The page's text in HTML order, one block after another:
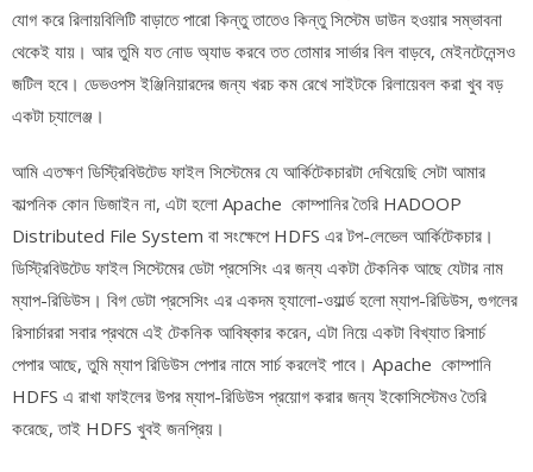
যোগ করে রিলায়বিলিটি বাড়াতে পারো কিন্তু তাতেও কিন্তু সিস্টেম ডাউন হওয়ার সম্ভাবনা
থেকেই যায়। আর তুমি যত নোড অ্যাড করবে তত তোমার সার্ভার বিল বাড়বে, মেইনটেনেন্সও
জটিল হবে। ডেভওপস ইঞ্জিনিয়ারদের জন্য খরচ কম রেখে সাইটকে রিলায়েবল করা খুব বড়
একটা চ্যালেঞ্জ।
আমি এতক্ষণ ডিস্ট্রিবিউটেড ফাইল সিস্টেমের যে আর্কিটেকচারটা দেখিয়েছি সেটা আমার
কাল্পনিক কোন ডিজাইন না, এটা হলো Apache কোম্পানির তৈরি HADOOP
Distributed File System বা সংক্ষেপে HDFS এর টপ-লেভেল আর্কিটেকচার।
ডিস্ট্রিবিউটেড ফাইল সিস্টেমের ডেটা প্রসেসিং এর জন্য একটা টেকনিক আছে যেটার নাম
ম্যাপ-রিডিউস। বিগ ডেটা প্রসেসিং এর একদম হ্যালো-ওয়ার্ল্ড হলো ম্যাপ-রিডিউস, গুগলের
রিসার্চাররা সবার প্রথমে এই টেকনিক আবিষ্কার করেন, এটা নিয়ে একটা বিখ্যাত রিসার্চ
পেপার আছে, তুমি ম্যাপ রিডিউস পেপার নামে সার্চ করলেই পাবে। Apache কোম্পানি
HDFS এ রাখা ফাইলের উপর ম্যাপ-রিডিউস প্রয়োগ করার জন্য ইকোসিস্টেমও তৈরি
করেছে, তাই HDFS খুবই জনপ্রিয়।